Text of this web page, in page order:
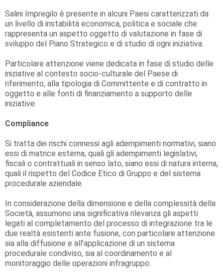
Salini Impregilo è presente in alcuni Paesi caratterizzati da
un livello di instabilità economica, politica e sociale che
rappresenta un aspetto oggetto di valutazione in fase di
sviluppo del Piano Strategico e di studio di ogni iniziativa.
Particolare attenzione viene dedicata in fase di studio delle
iniziative al contesto socio-culturale del Paese di
riferimento, alla tipologia di Committente e di contratto in
oggetto e alle fonti di finanziamento a supporto delle
iniziative.
Compliance
Si tratta dei rischi connessi agli adempimenti normativi, siano
essi di matrice esterna, quali gli adempimenti legislativi,
fiscali o contrattuali in senso lato, siano essi di natura interna,
quali il rispetto del Codice Etico di Gruppo e del sistema
procedurale aziendale.
In considerazione della dimensione e della complessità della
Società, assumono una significativa rilevanza gli aspetti
legati al completamento del processo di integrazione tra le
due realtà esistenti ante fusione, con particolare attenzione
sia alla diffusione e all’applicazione di un sistema
procedurale condiviso, sia al coordinamento e al
monitoraggio delle operazioni infragruppo.